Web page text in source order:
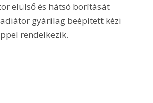
elülső és hátsó borítását
gyárilag beépített kézi
rendelkezik.